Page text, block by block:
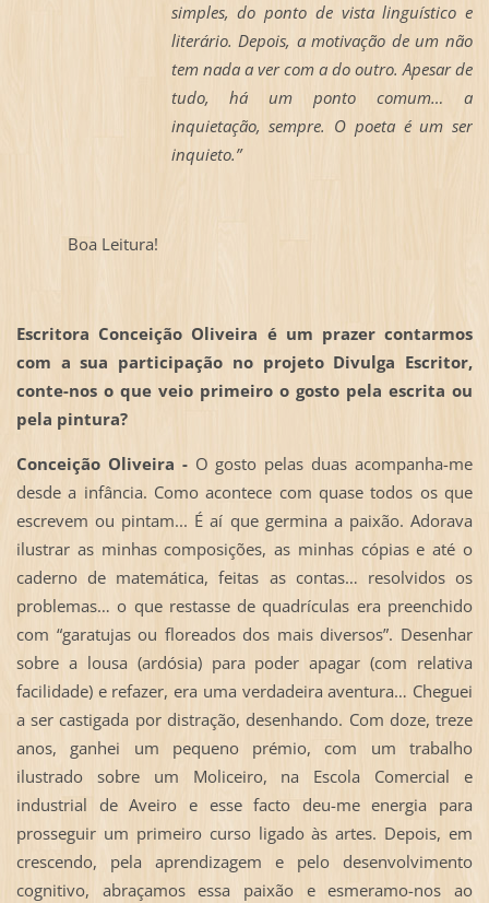
simples, do ponto de vista linguístico e
literário. Depois, a motivação de um não
tem nada a ver com a do outro. Apesar de
tudo, há um ponto comum… a
inquietação, sempre. O poeta é um ser
inquieto.”
Boa Leitura!
Escritora Conceição Oliveira é um prazer contarmos
com a sua participação no projeto Divulga Escritor,
conte-nos o que veio primeiro o gosto pela escrita ou
pela pintura?
Conceição Oliveira -O gosto pelas duas acompanha-me
desde a infância. Como acontece com quase todos os que
escrevem ou pintam... É aí que germina a paixão. Adorava
ilustrar as minhas composições, as minhas cópias e até o
caderno de matemática, feitas as contas… resolvidos os
problemas… o que restasse de quadrículas era preenchido
com “garatujas ou floreados dos mais diversos”. Desenhar
sobre a lousa (ardósia) para poder apagar (com relativa
facilidade) e refazer, era uma verdadeira aventura… Cheguei
a ser castigada por distração, desenhando. Com doze, treze
anos, ganhei um pequeno prémio, com um trabalho
ilustrado sobre um Moliceiro, na Escola Comercial e
industrial de Aveiro e esse facto deu-me energia para
prosseguir um primeiro curso ligado às artes. Depois, em
crescendo, pela aprendizagem e pelo desenvolvimento
cognitivo, abraçamos essa paixão e esmeramo-nos ao